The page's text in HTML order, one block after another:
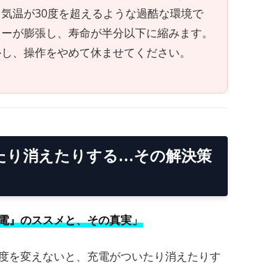
温が30度を超えるような過酷な環境で
が膨張し、寿命が半分以下に縮みます。
、操作をやめて休ませてください。
り消えたりする…その解決策
』のススメと、その真実」
を変えないと、充電がついたり消えたりす